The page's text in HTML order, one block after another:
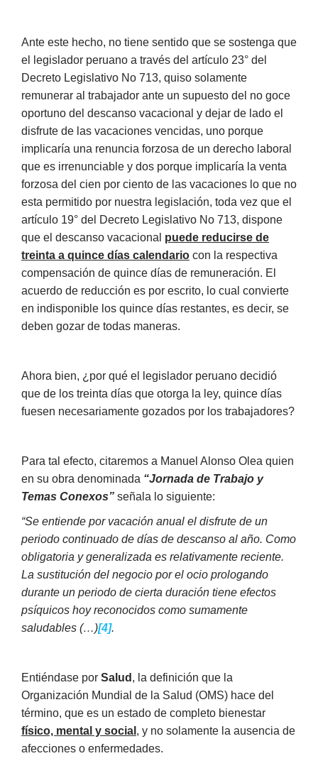
Ante este hecho, no tiene sentido que se sostenga que
el legislador peruano a través del artículo 23° del
Decreto Legislativo No 713, quiso solamente
remunerar al trabajador ante un supuesto del no goce
oportuno del descanso vacacional y dejar de lado el
disfrute de las vacaciones vencidas, uno porque
implicaría una renuncia forzosa de un derecho laboral
que es irrenunciable y dos porque implicaría la venta
forzosa del cien por ciento de las vacaciones lo que no
esta permitido por nuestra legislación, toda vez que el
artículo 19° del Decreto Legislativo No 713, dispone
que el descanso vacacional puede reducirse de
treinta a quince días calendario con la respectiva
compensación de quince días de remuneración. El
acuerdo de reducción es por escrito, lo cual convierte
en indisponible los quince días restantes, es decir, se
deben gozar de todas maneras.
Ahora bien, ¿por qué el legislador peruano decidió
que de los treinta días que otorga la ley, quince días
fuesen necesariamente gozados por los trabajadores?
Para tal efecto, citaremos a Manuel Alonso Olea quien
en su obra denominada “Jornada de Trabajo y
Temas Conexos” señala lo siguiente:
“Se entiende por vacación anual el disfrute de un
periodo continuado de días de descanso al año. Como
obligatoria y generalizada es relativamente reciente.
La sustitución del negocio por el ocio prologando
durante un periodo de cierta duración tiene efectos
psíquicos hoy reconocidos como sumamente
saludables (…)[4].
Entiéndase por Salud , la definición que la
Organización Mundial de la Salud (OMS) hace del
término, que es un estado de completo bienestar
físico, mental y social , y no solamente la ausencia de
afecciones o enfermedades.